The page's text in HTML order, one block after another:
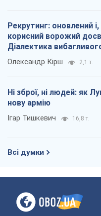
Рекрутинг: оновлений
корисний ворожий
Діалектика
Олександр Кірш 2,1 т.
Ні зброї, ні людей: як
нову армію
Ігар Тишкевич 16,8 т.
Всі думки